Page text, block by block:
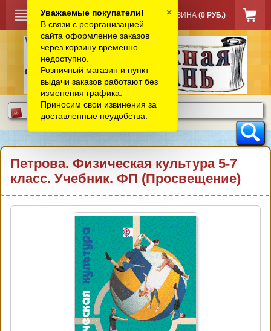
КОРЗИНА (0 РУБ.)
Петрова. Физическая культура 5-7
класс. Учебник. ФП (Просвещение)
Уважаемые покупатели!
В связи с реорганизацией
сайта оформление заказов
через корзину временно
недоступно.
Розничный магазин и пункт
выдачи заказов работают без
изменения графика.
Приносим свои извинения за
доставленные неудобства.
×